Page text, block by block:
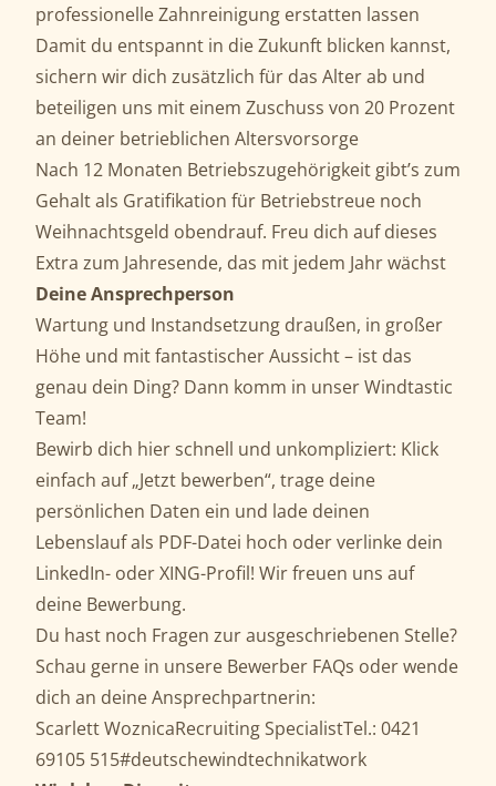
professionelle Zahnreinigung erstatten lassen
Damit du entspannt in die Zukunft blicken kannst,
sichern wir dich zusätzlich für das Alter ab und
beteiligen uns mit einem Zuschuss von 20 Prozent
an deiner betrieblichen Altersvorsorge
Nach 12 Monaten Betriebszugehörigkeit gibt’s zum
Gehalt als Gratifikation für Betriebstreue noch
Weihnachtsgeld obendrauf. Freu dich auf dieses
Extra zum Jahresende, das mit jedem Jahr wächst
Deine Ansprechperson
Wartung und Instandsetzung draußen, in großer
Höhe und mit fantastischer Aussicht – ist das
genau dein Ding? Dann komm in unser Windtastic
Team!
Bewirb dich hier schnell und unkompliziert: Klick
einfach auf „Jetzt bewerben“, trage deine
persönlichen Daten ein und lade deinen
Lebenslauf als PDF-Datei hoch oder verlinke dein
LinkedIn- oder XING-Profil! Wir freuen uns auf
deine Bewerbung.
Du hast noch Fragen zur ausgeschriebenen Stelle?
Schau gerne in unsere Bewerber FAQs oder wende
dich an deine Ansprechpartnerin:
Scarlett WoznicaRecruiting SpecialistTel.: 0421
69105 515#deutschewindtechnikatwork